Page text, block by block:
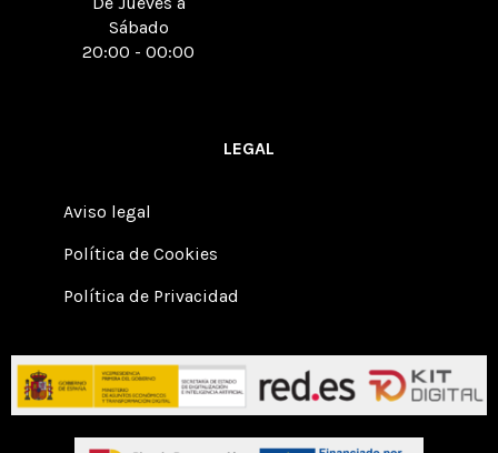
Sábado
20:00 - 00:00
LEGAL
Aviso legal
Política de Cookies
Política de Privacidad